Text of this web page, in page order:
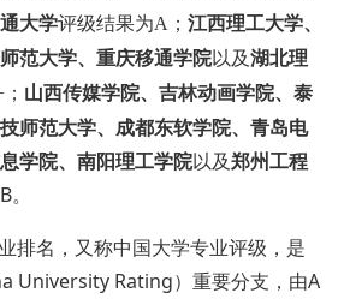
大学评级结果为A； 江西理工大学、
范大学、重庆移通学院以及湖北理
山西传媒学院、吉林动画学院、泰
师范大学、成都东软学院、青岛电
学院、南阳理工学院以及郑州工程
B。
排名，又称中国大学专业评级，是
University Rating）重要分支，由A